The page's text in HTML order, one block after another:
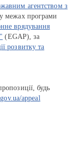
агентством з
у межах програми
врядування
(EGAP), за
розвитку та
будь
appeal